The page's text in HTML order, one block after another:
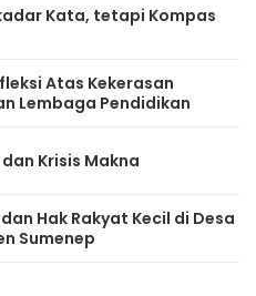
Kata, tetapi Kompas
Atas Kekerasan
Lembaga Pendidikan
Krisis Makna
Hak Rakyat Kecil di Desa
Sumenep